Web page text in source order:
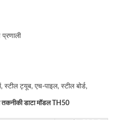
स्टील ट्यूब, एच-पाइल, स्टील बोर्ड,
डाटा मॉडल TH50